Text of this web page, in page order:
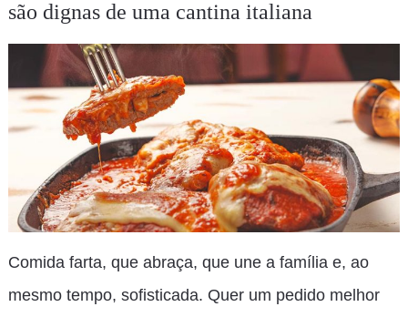
são dignas de uma cantina italiana
Comida farta, que abraça, que une a família e, ao
mesmo tempo, sofisticada. Quer um pedido melhor